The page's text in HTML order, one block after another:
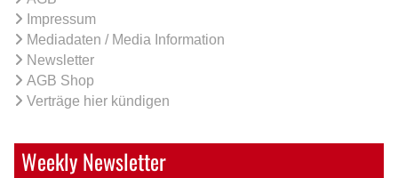
Impressum
Mediadaten / Media Information
Newsletter
AGB Shop
Verträge hier kündigen
Weekly Newsletter